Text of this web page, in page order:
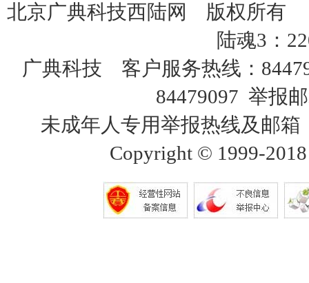
北京广典科技西陆网 版权所有
陆魂3：
广典科技 客户服务热线：
84479097 举报
未成年人专用举报热线及邮
Copyright © 1999-